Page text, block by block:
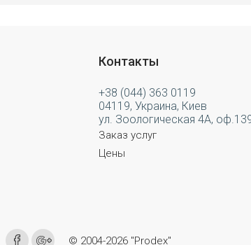
Контакты
+38 (044) 363 0119
04119, Украина, Киев
ул. Зоологическая 4А,
Заказ услуг
Цены
© 2004-2026 "Prodex"